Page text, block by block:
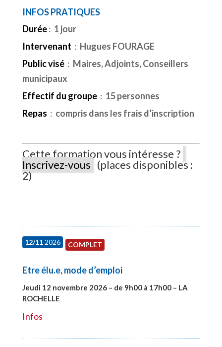
INFOS PRATIQUES
Durée: 1 jour
Intervenant : Hugues FOURAGE
Public visé : Maires, Adjoints, Conseillers
municipaux
Effectif du groupe: 15 personnes
Repas : compris dans les frais d’inscription
Cette formation vous intéresse ?
Inscrivez-vous (places disponibles :
2)
12/112026 COMPLET
Etre élu.e, mode d’emploi
Jeudi 12 novembre 2026 – de 9h00 à 17h00 – LA
ROCHELLE
Infos